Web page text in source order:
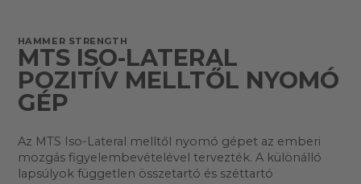
HAMMER STRENGTH
MTS ISO-LATERAL
POZITÍV MELLTŐL NYOMÓ
GÉP
Az MTS Iso-Lateral melltől nyomó gépet az emberi
mozgás figyelembevételével tervezték. A különálló
lapsúlyok független összetartó és széttartó